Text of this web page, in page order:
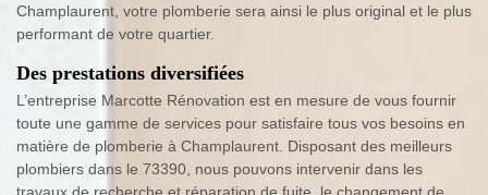
Champlaurent, votre plomberie sera ainsi le plus original et le plus
performant de votre quartier.
Des prestations diversifiées
L’entreprise Marcotte Rénovation est en mesure de vous fournir
toute une gamme de services pour satisfaire tous vos besoins en
matière de plomberie à Champlaurent. Disposant des meilleurs
plombiers dans le 73390, nous pouvons intervenir dans les
travaux de recherche et réparation de fuite, le changement de